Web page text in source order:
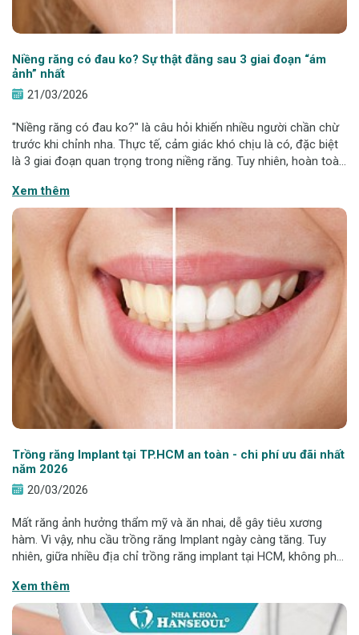
Niềng răng có đau ko? Sự thật đằng sau 3 giai đoạn “ám
ảnh” nhất
21/03/2026
"Niềng răng có đau ko?" là câu hỏi khiến nhiều người chần chừ
trước khi chỉnh nha. Thực tế, cảm giác khó chịu là có, đặc biệt
là 3 giai đoạn quan trọng trong niềng răng. Tuy nhiên, hoàn toàn
pháp và được
Xem thêm
Trồng răng Implant tại TP.HCM an toàn - chi phí ưu đãi nhất
năm 2026
20/03/2026
Mất răng ảnh hưởng thẩm mỹ và ăn nhai, dễ gây tiêu xương
hàm. Vì vậy, nhu cầu trồng răng Implant ngày càng tăng. Tuy
nhiên, giữa nhiều địa chỉ trồng răng implant tại HCM, không phải
Implant từ 6,9 triệu
Xem thêm